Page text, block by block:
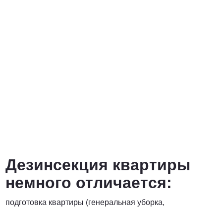
Дезинсекция квартиры
немного отличается:
подготовка квартиры (генеральная уборка,